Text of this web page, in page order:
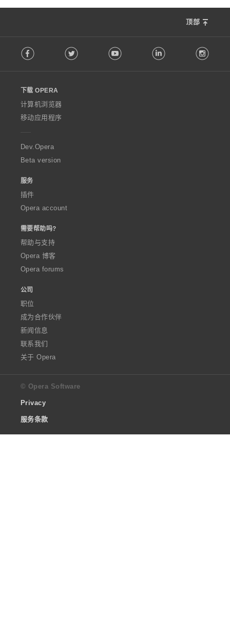
顶部
o
w
O
p
e
a
Facebook Twitter Youtube LinkedIn
下载 OPERA
计算机浏览器
移动应用程序
Dev.Opera
Beta version
服务
插件
Opera account
需要帮助吗?
帮助与支持
Opera 博客
Opera forums
公司
职位
成为合作伙伴
新闻信息
联系我们
关于 Opera
© Opera Software
Privacy
服务条款